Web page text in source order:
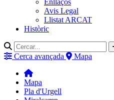
Enllaços
Avis Legal
Llistat ARCAT
Històric
Cerca avançada Mapa
Mapa
Pla d'Urgell